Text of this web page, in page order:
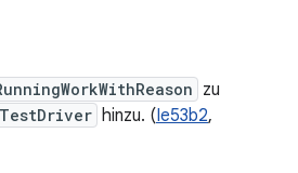
zu
TestDriver hinzu. (Ie53b2,